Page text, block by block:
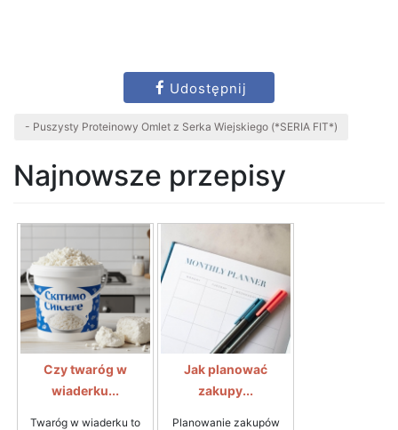
Udostępnij
- Puszysty Proteinowy Omlet z Serka Wiejskiego (*SERIA FIT*)
Najnowsze przepisy
Czy twaróg w
wiaderku...
Twaróg w wiaderku to
Jak planować
zakupy...
Planowanie zakupów